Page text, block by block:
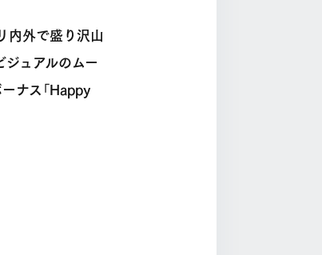
内外で盛り沢山
ュアルのムー
ナス「Happy